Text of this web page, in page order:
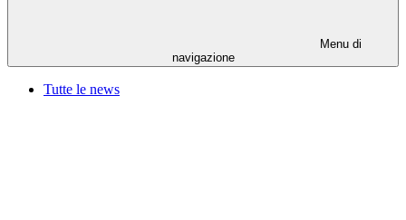
Menu di
navigazione
Tutte le news